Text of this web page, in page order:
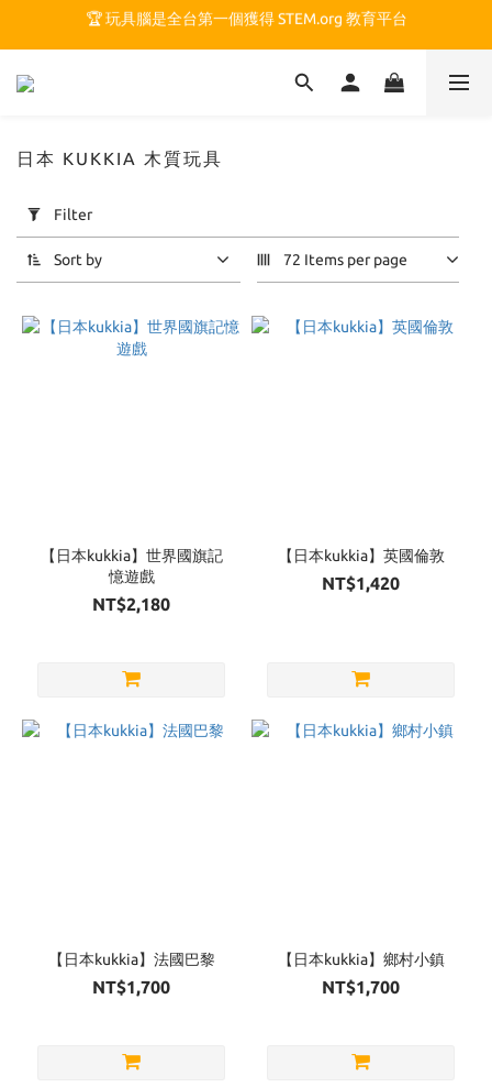
🏆 玩具腦是全台第一個獲得 STEM.org 教育平台
🏆 玩具腦是全台第一個獲得 STEM.org 教育平台
Filter
(0/20)
Range
kukkia
日本 KUKKIA 木質玩具
Filter
Sort by 72 Items per page
【日本kukkia】世界國旗記
憶遊戲
NT$2,180
【日本kukkia】英國倫敦
NT$1,420
【日本kukkia】法國巴黎
NT$1,700
【日本kukkia】鄉村小鎮
NT$1,700